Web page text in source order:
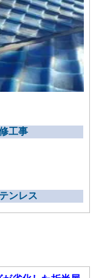
工事
ンレス